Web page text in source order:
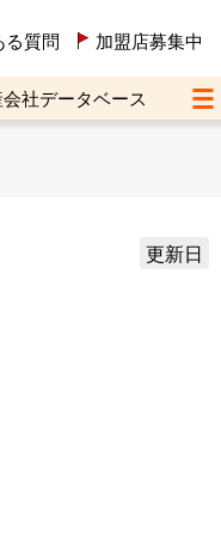
る質問 加盟店募集中
社データベース
更新日